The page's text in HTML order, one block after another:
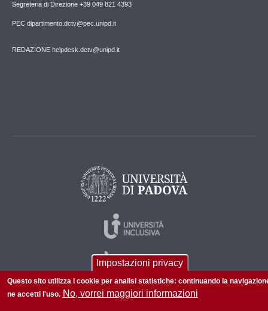
Segreteria di Direzione +39 049 821 4393
PEC dipartimento.dctv@pec.unipd.it
REDAZIONE helpdesk.dctv@unipd.it
Impostazioni privacy
Questo sito utilizza i cookie per analisi statistiche: continuando la
ne accetti l'uso. No, vorrei maggiori informazioni